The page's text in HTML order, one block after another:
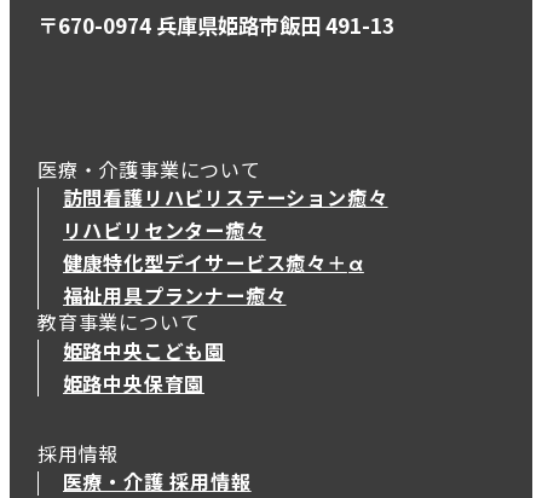
〒670-0974 兵庫県姫路市飯田 491-13
医療・介護事業について
訪問看護リハビリステーション癒々
リハビリセンター癒々
健康特化型デイサービス癒々＋ α
健康特化型デイサービス癒々＋
福祉用具プランナー癒々
教育事業について
姫路中央こども園
姫路中央保育園
採用情報
医療・介護 採用情報